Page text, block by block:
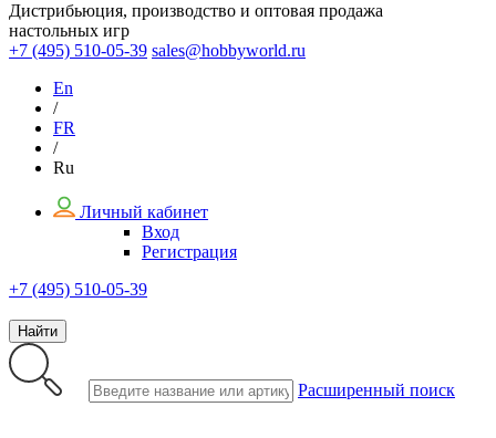
Дистрибьюция, производство и оптовая продажа
настольных игр
+7 (495) 510-05-39 sales@hobbyworld.ru
En
/
FR
/
Ru
Личный кабинет
Вход
Регистрация
+7 (495) 510-05-39
Найти
Расширенный поиск